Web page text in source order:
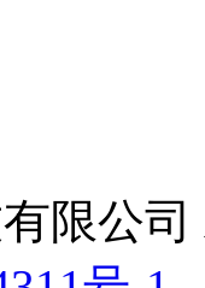
限公